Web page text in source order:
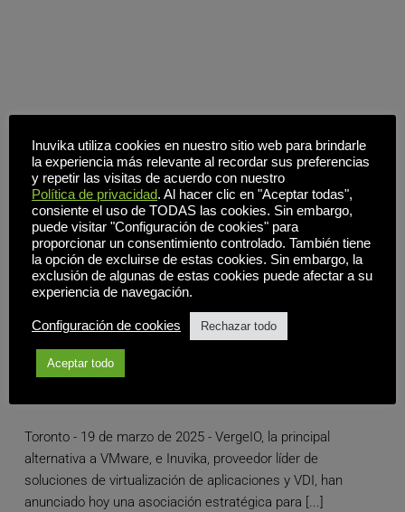
VergeIO e Inuvika se asocian para ofrecer una
alternativa rentable y de alto rendimiento a VMware
Horizon y Citrix
Toronto - 19 de marzo de 2025 - VergeIO, la principal
alternativa a VMware, e Inuvika, proveedor líder de
soluciones de virtualización de aplicaciones y VDI, han
anunciado hoy una asociación estratégica para [...]
Inuvika utiliza cookies en nuestro sitio web para brindarle
la experiencia más relevante al recordar sus preferencias
y repetir las visitas de acuerdo con nuestro
Política de privacidad. Al hacer clic en "Aceptar todas",
consiente el uso de TODAS las cookies. Sin embargo,
puede visitar "Configuración de cookies" para
proporcionar un consentimiento controlado. También tiene
la opción de excluirse de estas cookies. Sin embargo, la
exclusión de algunas de estas cookies puede afectar a su
experiencia de navegación.
Configuración de cookies Rechazar todo
Aceptar todo